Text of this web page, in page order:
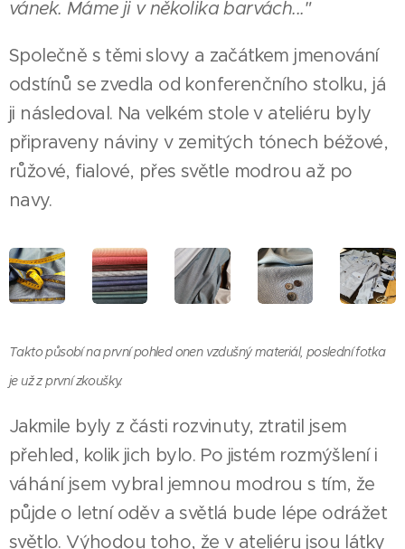
vánek. Máme ji v několika barvách..."
Společně s těmi slovy a začátkem jmenování
odstínů se zvedla od konferenčního stolku, já
ji následoval. Na velkém stole v ateliéru byly
připraveny náviny v zemitých tónech béžové,
růžové, fialové, přes světle modrou až po
navy.
Takto působí na první pohled onen vzdušný materiál, poslední fotka
je už z první zkoušky.
Jakmile byly z části rozvinuty, ztratil jsem
přehled, kolik jich bylo. Po jistém rozmýšlení i
váhání jsem vybral jemnou modrou s tím, že
půjde o letní oděv a světlá bude lépe odrážet
světlo. Výhodou toho, že v ateliéru jsou látky